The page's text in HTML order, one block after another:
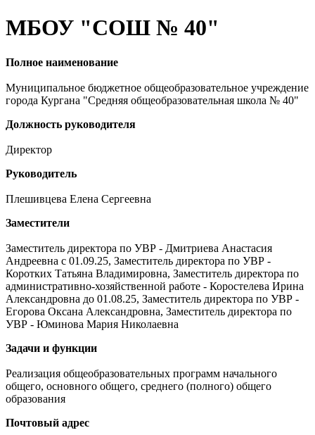
МБОУ "СОШ № 40"
Полное наименование
Муниципальное бюджетное общеобразовательное учреждение
города Кургана "Средняя общеобразовательная школа № 40"
Должность руководителя
Директор
Руководитель
Плешивцева Елена Сергеевна
Заместители
Заместитель директора по УВР - Дмитриева Анастасия
Андреевна с 01.09.25, Заместитель директора по УВР -
Коротких Татьяна Владимировна, Заместитель директора по
административно-хозяйственной работе - Коростелева Ирина
Александровна до 01.08.25, Заместитель директора по УВР -
Егорова Оксана Александровна, Заместитель директора по
УВР - Юминова Мария Николаевна
Задачи и функции
Реализация общеобразовательных программ начального
общего, основного общего, среднего (полного) общего
образования
Почтовый адрес